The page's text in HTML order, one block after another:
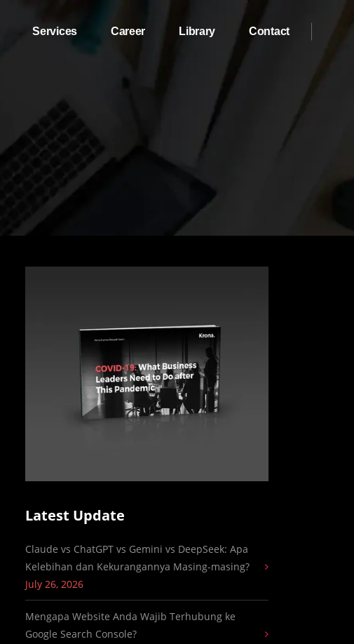
Services Career Library Contact
Latest Update
Claude vs ChatGPT vs Gemini vs DeepSeek: Apa
Kelebihan dan Kekurangannya Masing-masing?
July 26, 2026
Mengapa Website Anda Wajib Terhubung ke
Google Search Console?